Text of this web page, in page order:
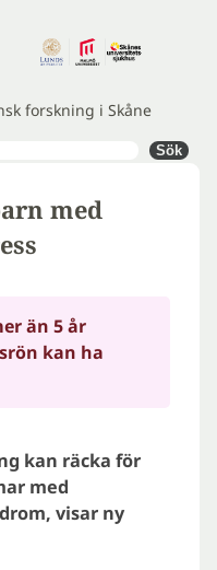
forskning i Skåne
Sök
med
än 5 år
kan ha
kan räcka för
med
visar ny